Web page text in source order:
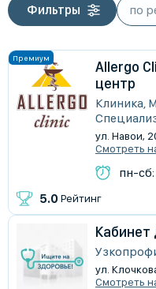
Фильтры
Allergo
центр
Клиника,
ул. Навои,
Смотреть
пн-
5.0 Рейтинг
Кабинет
ул.
Смотреть